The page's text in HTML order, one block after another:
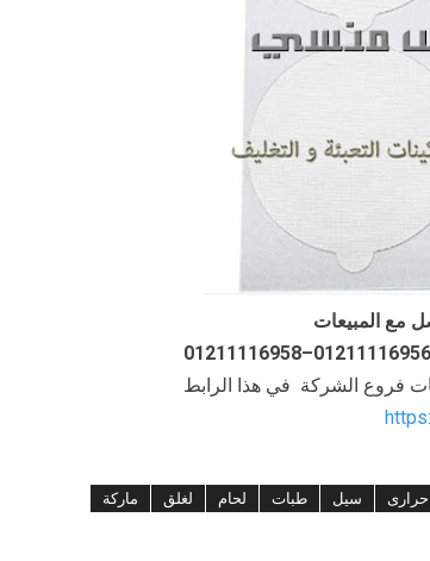
مع المبيعات
فروع الشركة في هذا الرابط
حرارى سيل طبات لحام لغلق
ماركة